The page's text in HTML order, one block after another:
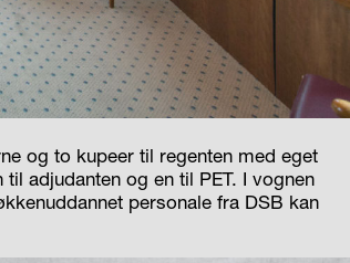
og to kupeer til regenten med eget
adjudanten og en til PET. I vognen
personale fra DSB kan